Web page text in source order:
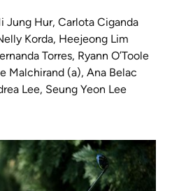
Jung Hur, Carlota Ciganda
Korda, Heejeong Lim
Torres, Ryann O’Toole
Malchirand (a), Ana Belac
Lee, Seung Yeon Lee